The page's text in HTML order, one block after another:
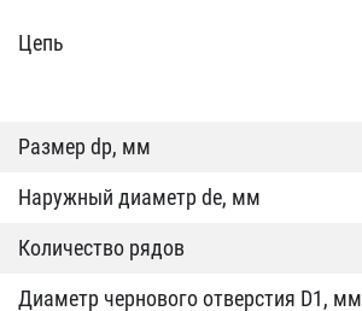
Цепь
Размер dp, мм
Наружный диаметр de, мм
Количество рядов
Диаметр чернового отверстия D1, мм